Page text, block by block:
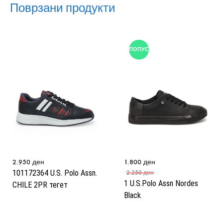
Поврзани продукти
101172364 U.S. Polo Assn.
CHILE 2PR тегет
2.950 ден
ПОПУСТ
1 U.S.Polo Assn Nordes
Black
1.800 ден
2.250ден